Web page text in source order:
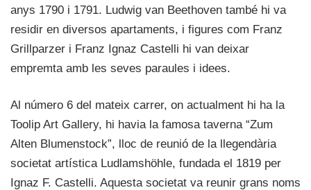
anys 1790 i 1791. Ludwig van Beethoven també hi va
residir en diversos apartaments, i figures com Franz
Grillparzer i Franz Ignaz Castelli hi van deixar
empremta amb les seves paraules i idees.
Al número 6 del mateix carrer, on actualment hi ha la
Toolip Art Gallery, hi havia la famosa taverna “Zum
Alten Blumenstock”, lloc de reunió de la llegendària
societat artística Ludlamshöhle, fundada el 1819 per
Ignaz F. Castelli. Aquesta societat va reunir grans noms